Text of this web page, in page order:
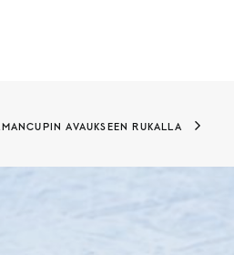
AVAUKSEEN RUKALLA